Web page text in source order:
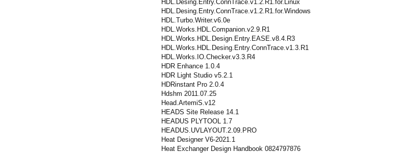
HDL.Desing.Entry.ConnTrace.v1.2.R1.for.Linux
HDL.Desing.Entry.ConnTrace.v1.2.R1.for.Windows
HDL.Turbo.Writer.v6.0e
HDL.Works.HDL.Companion.v2.9.R1
HDL.Works.HDL.Design.Entry.EASE.v8.4.R3
HDL.Works.HDL.Desing.Entry.ConnTrace.v1.3.R1
HDL.Works.IO.Checker.v3.3.R4
HDR Enhance 1.0.4
HDR Light Studio v5.2.1
HDRinstant Pro 2.0.4
Hdshm 2011.07.25
Head.ArtemiS.v12
HEADS Site Release 14.1
HEADUS PLYTOOL 1.7
HEADUS.UVLAYOUT.2.09.PRO
Heat Designer V6-2021.1
Heat Exchanger Design Handbook 0824797876